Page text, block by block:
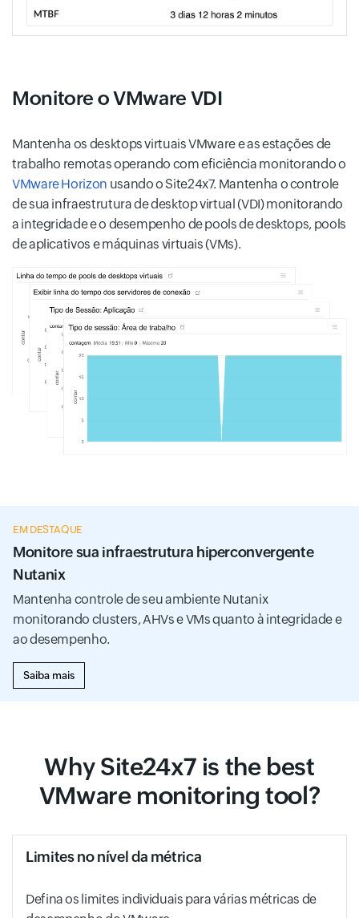
Monitore o VMware VDI
Mantenha os desktops virtuais VMware e as estações de
trabalho remotas operando com eficiência monitorando o
VMware Horizon usando o Site24x7. Mantenha o controle
de sua infraestrutura de desktop virtual (VDI) monitorando
a integridade e o desempenho de pools de desktops, pools
de aplicativos e máquinas virtuais (VMs).
EM DESTAQUE
Monitore sua infraestrutura hiperconvergente
Nutanix
Mantenha controle de seu ambiente Nutanix
monitorando clusters, AHVs e VMs quanto à integridade e
ao desempenho.
Saiba mais
Why Site24x7 is the best
VMware monitoring tool?
Limites no nível da métrica
Defina os limites individuais para várias métricas de